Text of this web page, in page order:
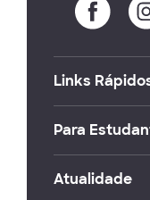
Links
Para
Atualidade